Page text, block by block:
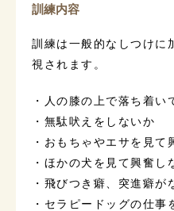
訓練内容
訓練は一般的なしつけに
視されます。
・人の膝の上で落ち着い
・無駄吠えをしないか
・おもちゃやエサを見て
・ほかの犬を見て興奮し
・飛びつき癖、突進癖が
・セラピードッグの仕事